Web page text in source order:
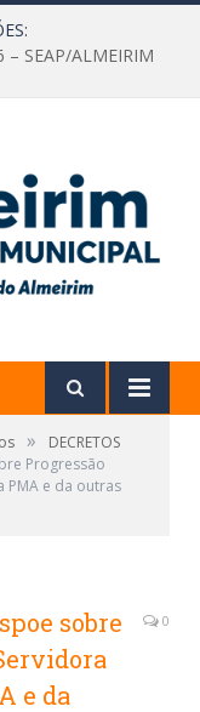
– SEAP/ALMEIRIM
»
DECRETOS
Progressão
PMA e da outras
sobre
e da
0